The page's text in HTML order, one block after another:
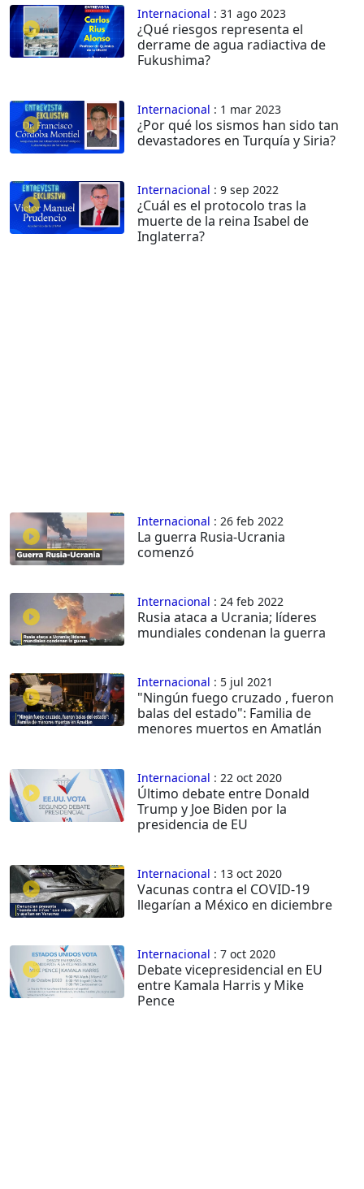
Internacional : 31 ago 2023
¿Qué riesgos representa el
derrame de agua radiactiva de
Fukushima?
Internacional : 1 mar 2023
¿Por qué los sismos han sido tan
devastadores en Turquía y Siria?
Internacional : 9 sep 2022
¿Cuál es el protocolo tras la
muerte de la reina Isabel de
Inglaterra?
Internacional : 26 feb 2022
La guerra Rusia-Ucrania
comenzó
Internacional : 24 feb 2022
Rusia ataca a Ucrania; líderes
mundiales condenan la guerra
Internacional : 5 jul 2021
"Ningún fuego cruzado , fueron
balas del estado": Familia de
menores muertos en Amatlán
Internacional : 22 oct 2020
Último debate entre Donald
Trump y Joe Biden por la
presidencia de EU
Internacional : 13 oct 2020
Vacunas contra el COVID-19
llegarían a México en diciembre
Internacional : 7 oct 2020
Debate vicepresidencial en EU
entre Kamala Harris y Mike
Pence